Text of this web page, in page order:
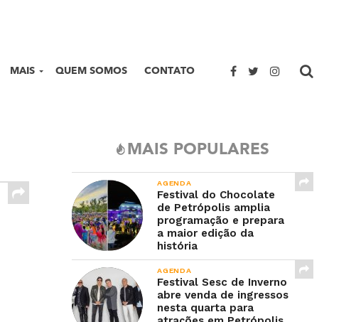
MAIS QUEM SOMOS CONTATO
MAIS POPULARES
AGENDA
Festival do Chocolate
de Petrópolis amplia
programação e prepara
a maior edição da
história
AGENDA
Festival Sesc de Inverno
abre venda de ingressos
nesta quarta para